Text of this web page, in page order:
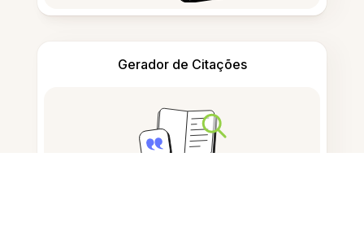
Gerador de Citações